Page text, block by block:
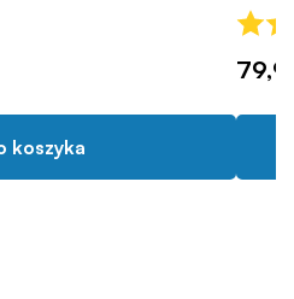
koszyka